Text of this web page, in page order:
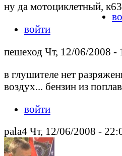
ну да мотоциклетный,
войти
пешеход Чт, 12/06/2008 -
в глушителе нет
воздух... бензин из
войти
pala4 Чт, 12/06/2008 -